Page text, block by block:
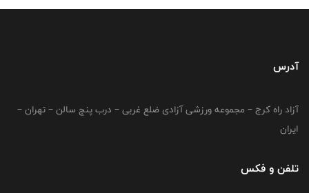
آدرس
آزاد راه کرج – مجموعه ورزشی آزادی ضلع غربی – درب پنج سالن – تهران –
ایران
تلفن و فکس